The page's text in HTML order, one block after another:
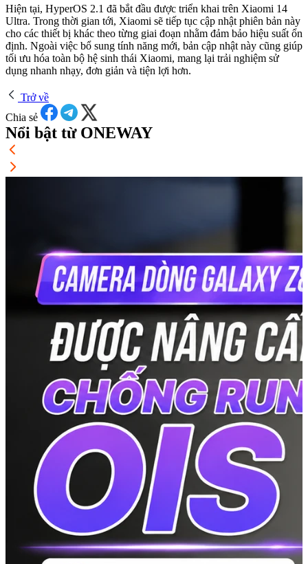
Hiện tại, HyperOS 2.1 đã bắt đầu được triển khai trên Xiaomi 14
Ultra. Trong thời gian tới, Xiaomi sẽ tiếp tục cập nhật phiên bản này
cho các thiết bị khác theo từng giai đoạn nhằm đảm bảo hiệu suất ổn
định. Ngoài việc bổ sung tính năng mới, bản cập nhật này cũng giúp
tối ưu hóa toàn bộ hệ sinh thái Xiaomi, mang lại trải nghiệm sử
dụng nhanh nhạy, đơn giản và tiện lợi hơn.
Trở về
Chia sẻ
Nổi bật từ ONEWAY